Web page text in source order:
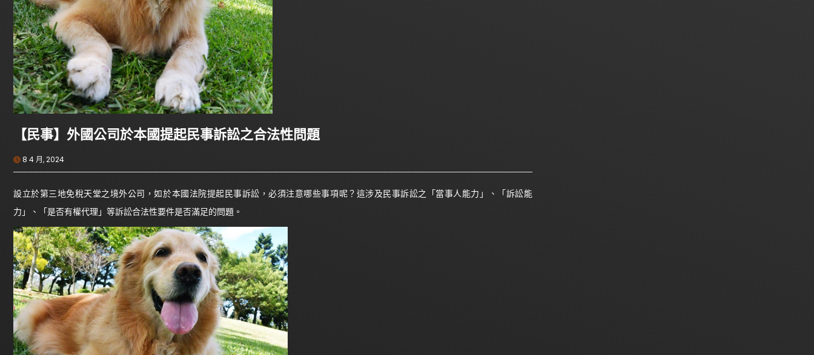
【民事】外國公司於本國提起民事訴訟之合法性問題
8 4 月, 2024
設立於第三地免稅天堂之境外公司，如於本國法院提起民事訴訟，必須注意哪些事項呢？這涉及民事訴訟之「當事人能力」、「訴訟能
力」、「是否有權代理」等訴訟合法性要件是否滿足的問題。